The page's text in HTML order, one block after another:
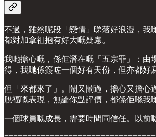
不過，雖然呢段「戀情」睇落好浪漫，我
都對加拿祖抱有好大嘅疑慮。
我哋擔心嘅，係佢潛在嘅「五宗罪」：由
得，我哋係簽咗一個好有天份，但亦都好
但「來都來了」。鬧又鬧過，擔心又擔心
脫福嘅表現，無論你點評價，都係佢喺我
一個球員嘅成長，需要時間同信任。以